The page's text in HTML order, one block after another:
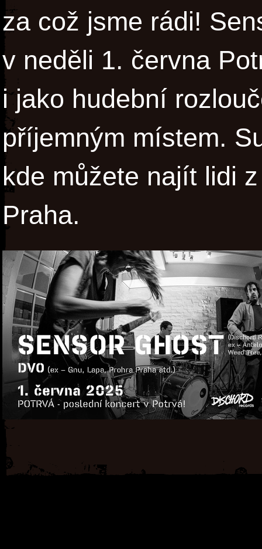
za což jsme rádi!
v neděli 1. června
i jako hudební
příjemným místem.
kde můžete najít lidi
Praha.